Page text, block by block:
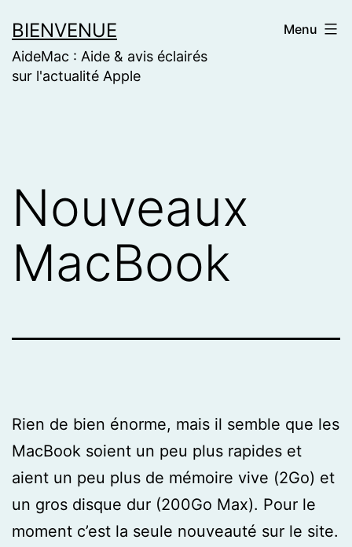
to
content
BIENVENUE
AideMac : Aide & avis éclairés
sur l'actualité Apple
Menu
Nouveaux
MacBook
Rien de bien énorme, mais il semble que les
MacBook soient un peu plus rapides et
aient un peu plus de mémoire vive (2Go) et
un gros disque dur (200Go Max). Pour le
moment c’est la seule nouveauté sur le site.